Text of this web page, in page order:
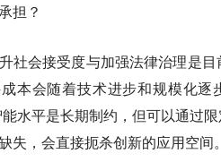
担？
社会接受度与加强法律治理是
本会随着技术进步和规模化
能水平是长期制约，但可以通过
失，会直接扼杀创新的应用空间。